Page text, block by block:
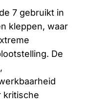
7 gebruikt in
kleppen, waar
De
kritische